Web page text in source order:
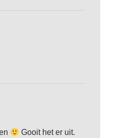
Gooit het er uit.